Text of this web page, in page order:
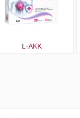
L-AKK